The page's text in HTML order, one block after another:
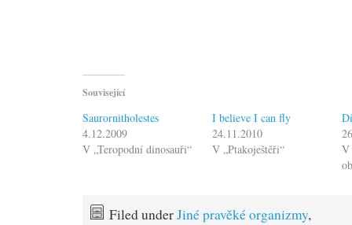
Související
Saurornitholestes
4.12.2009
V „Teropodní dinosauři“
I believe I can fly
24.11.2010
V „Ptakoještěři“
V
Filed underJiné pravěké organizmy,